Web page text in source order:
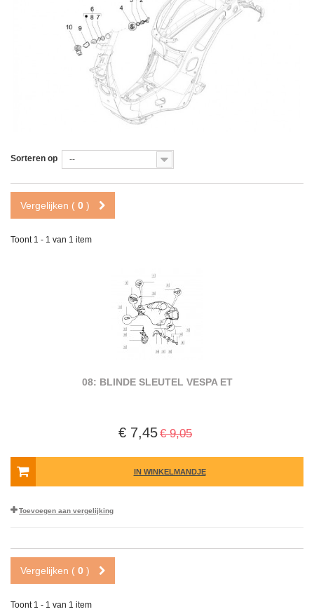
Sorteren op --
Vergelijken ( 0 )
Toont 1 - 1 van 1 item
08: BLINDE SLEUTEL VESPA ET
€ 7,45€ 9,05
IN WINKELMANDJE
Toevoegen aan vergelijking
Vergelijken ( 0 )
Toont 1 - 1 van 1 item